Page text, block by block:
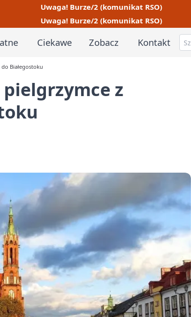
Uwaga! Burze/2 (komunikat RSO)
Uwaga! Burze/2 (komunikat RSO)
Ciekawe Zobacz Kontakt
Białegostoku
z